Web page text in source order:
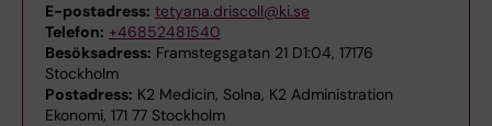
E-postadress: tetyana.driscoll@ki.se
Telefon: +46852481540
Besöksadress: Framstegsgatan 21 D1:04, 17176
Stockholm
Postadress: K2 Medicin, Solna, K2 Administration
Ekonomi, 171 77 Stockholm